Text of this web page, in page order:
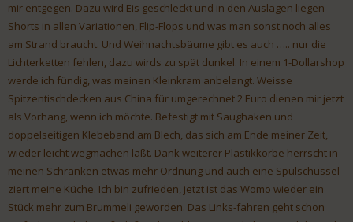
mir entgegen. Dazu wird Eis geschleckt und in den Auslagen liegen
Shorts in allen Variationen, Flip-Flops und was man sonst noch alles
am Strand braucht. Und Weihnachtsbäume gibt es auch ….. nur die
Lichterketten fehlen, dazu wirds zu spät dunkel. In einem 1-Dollarshop
werde ich fündig, was meinen Kleinkram anbelangt. Weisse
Spitzentischdecken aus China für umgerechnet 2 Euro dienen mir jetzt
als Vorhang, wenn ich möchte. Befestigt mit Saughaken und
doppelseitigen Klebeband am Blech, das sich am Ende meiner Zeit,
wieder leicht wegmachen läßt. Dank weiterer Plastikkörbe herrscht in
meinen Schränken etwas mehr Ordnung und auch eine Spülschüssel
ziert meine Küche. Ich bin zufrieden, jetzt ist das Womo wieder ein
Stück mehr zum Brummeli geworden. Das Links-fahren geht schon